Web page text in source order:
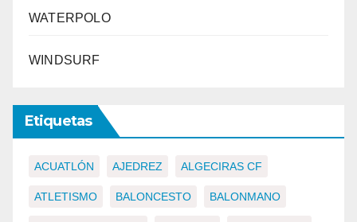
WATERPOLO
WINDSURF
Etiquetas
ACUATLÓN AJEDREZ ALGECIRAS CF
ATLETISMO BALONCESTO BALONMANO